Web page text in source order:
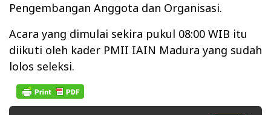
Pengembangan Anggota dan Organisasi.
Acara yang dimulai sekira pukul 08:00 WIB itu
diikuti oleh kader PMII IAIN Madura yang sudah
lolos seleksi.